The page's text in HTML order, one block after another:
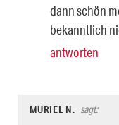
dann schön
bekanntlich
antworten
MURIEL N. sagt: